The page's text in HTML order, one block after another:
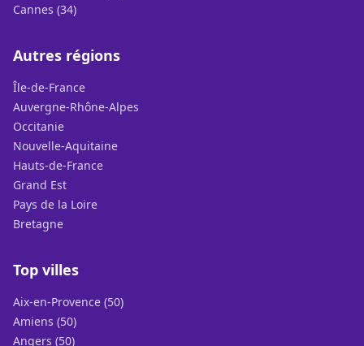
Cannes (34)
Autres régions
Île-de-France
Auvergne-Rhône-Alpes
Occitanie
Nouvelle-Aquitaine
Hauts-de-France
Grand Est
Pays de la Loire
Bretagne
Top villes
Aix-en-Provence (50)
Amiens (50)
Angers (50)